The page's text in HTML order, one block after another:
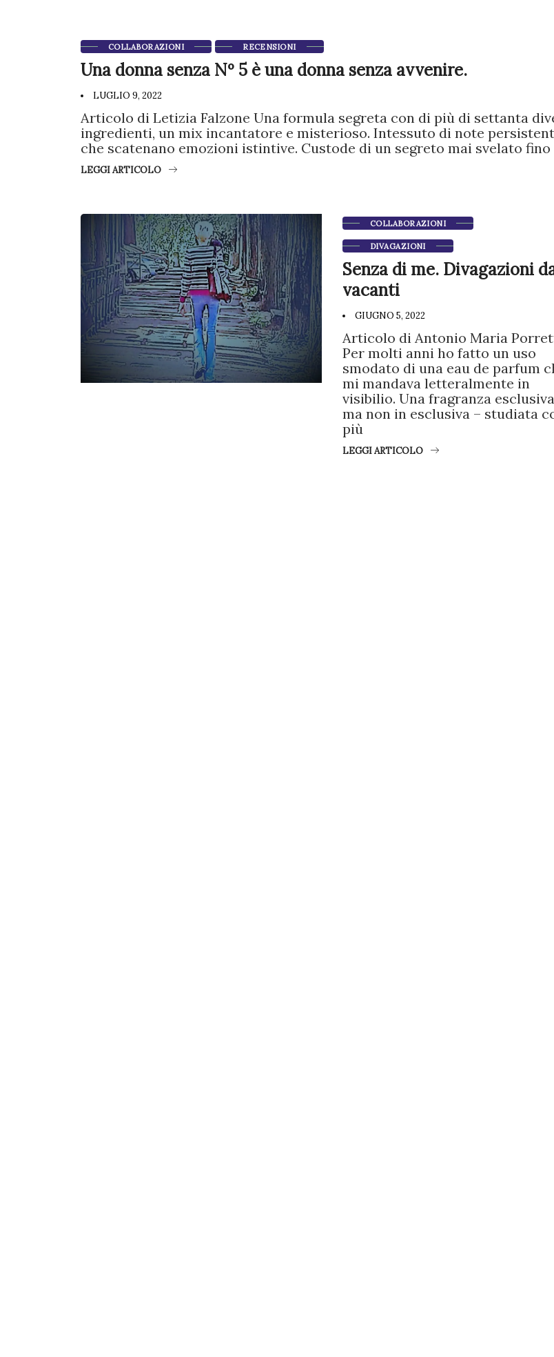
COLLABORAZIONI RECENSIONI
Una donna senza Nº 5 è una donna senza avvenire.
LUGLIO 9, 2022
Articolo di Letizia Falzone Una formula segreta con di più di settanta
ingredienti, un mix incantatore e misterioso. Intessuto di note
che scatenano emozioni istintive. Custode di un segreto mai svelato
LEGGI ARTICOLO
COLLABORAZIONI
DIVAGAZIONI
Senza di me. Divagazioni
vacanti
GIUGNO 5, 2022
Articolo di Antonio Maria
Per molti anni ho fatto un uso
smodato di una eau de parfum
mi mandava letteralmente in
visibilio. Una fragranza
ma non in esclusiva – studiata
più
LEGGI ARTICOLO